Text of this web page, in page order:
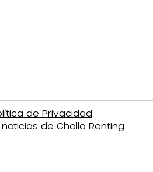
de Privacidad
de Chollo Renting.